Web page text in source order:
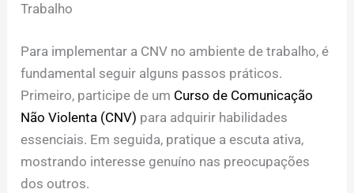
Trabalho
Para implementar a CNV no ambiente de trabalho, é
fundamental seguir alguns passos práticos.
Primeiro, participe de um Curso de Comunicação
Não Violenta (CNV) para adquirir habilidades
essenciais. Em seguida, pratique a escuta ativa,
mostrando interesse genuíno nas preocupações
dos outros.